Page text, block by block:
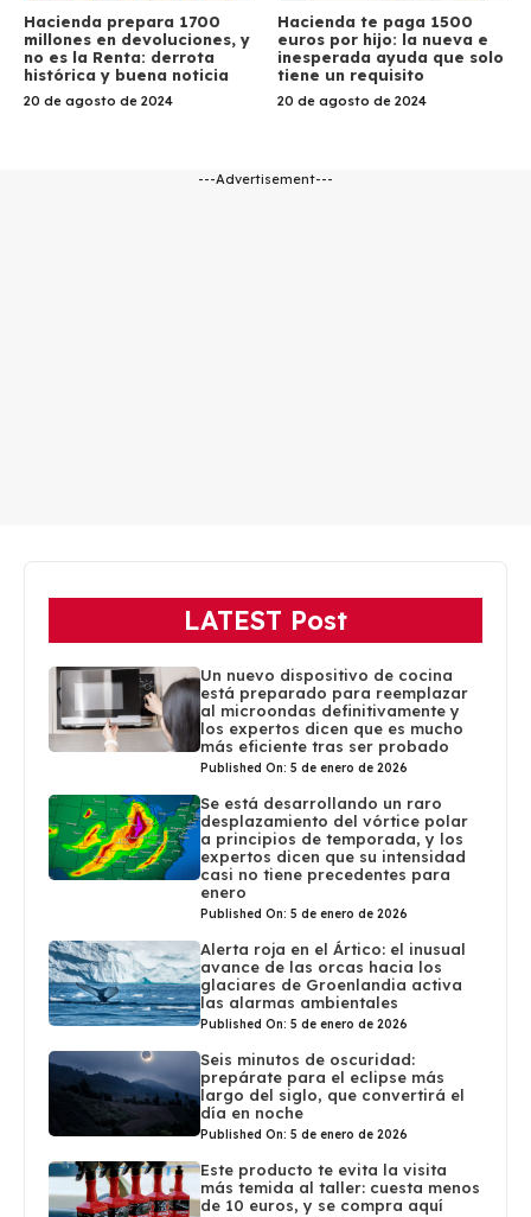
Hacienda prepara 1700
millones en devoluciones, y
no es la Renta: derrota
histórica y buena noticia
20 de agosto de 2024
Hacienda te paga 1500
euros por hijo: la nueva e
inesperada ayuda que solo
tiene un requisito
20 de agosto de 2024
---Advertisement---
LATEST Post
Un nuevo dispositivo de cocina
está preparado para reemplazar
al microondas definitivamente y
los expertos dicen que es mucho
más eficiente tras ser probado
Published On: 5 de enero de 2026
Se está desarrollando un raro
desplazamiento del vórtice polar
a principios de temporada, y los
expertos dicen que su intensidad
casi no tiene precedentes para
enero
Published On: 5 de enero de 2026
Alerta roja en el Ártico: el inusual
avance de las orcas hacia los
glaciares de Groenlandia activa
las alarmas ambientales
Published On: 5 de enero de 2026
Seis minutos de oscuridad:
prepárate para el eclipse más
largo del siglo, que convertirá el
día en noche
Published On: 5 de enero de 2026
Este producto te evita la visita
más temida al taller: cuesta menos
de 10 euros, y se compra aquí